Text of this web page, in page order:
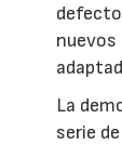
La
serie